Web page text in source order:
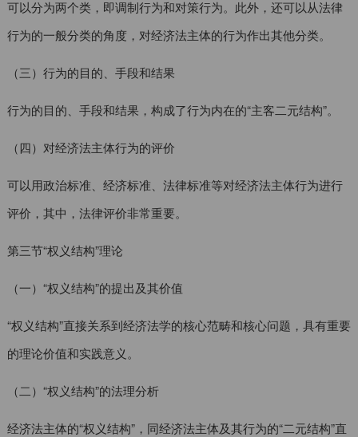
可以分为两个类，即调制行为和对策行为。此外，还可以从法律
行为的一般分类的角度，对经济法主体的行为作出其他分类。
（三）行为的目的、手段和结果
行为的目的、手段和结果，构成了行为内在的“主客二元结构”。
（四）对经济法主体行为的评价
可以用政治标准、经济标准、法律标准等对经济法主体行为进行
评价，其中，法律评价非常重要。
第三节“权义结构”理论
（一）“权义结构”的提出及其价值
“权义结构”直接关系到经济法学的核心范畴和核心问题，具有重要
的理论价值和实践意义。
（二）“权义结构”的法理分析
经济法主体的“权义结构”，同经济法主体及其行为的“二元结构”直